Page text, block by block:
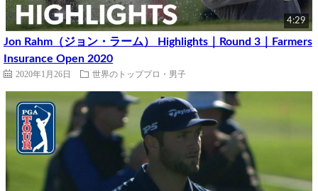
4:29
Jon Rahm（ジョン・ラーム） Highlights｜Round 3｜Farmers
Insurance Open 2020
2020年1月26日 世界のトッププロ・男子